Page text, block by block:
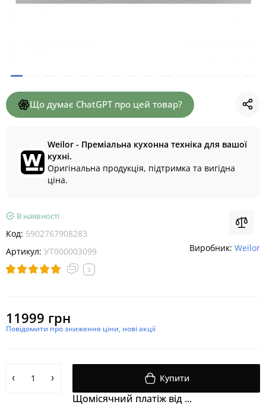
Що думає ChatGPT про цей товар?
Weilor - Преміальна кухонна техніка для вашої
кухні.
Оригінальна продукція, підтримка та вигідна
ціна.
В наявності
Код: 5902767908283
Артикул: УТ000003099
3
Виробник: Weilor
11999 грн
Повідомити про зниження ціни, нові акції
Купити
Щомісячний платіж від ...